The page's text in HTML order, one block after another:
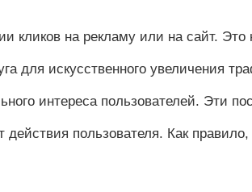
кликов на рекламу или на сайт.
для искусственного увеличения
интереса пользователей. Эти
пользователя. Как